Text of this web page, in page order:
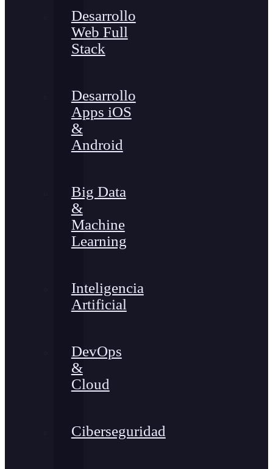
Desarrollo
Web Full
Stack
Desarrollo
Apps iOS
&
Android
Big Data
&
Machine
Learning
Inteligencia
Artificial
DevOps
&
Cloud
Ciberseguridad